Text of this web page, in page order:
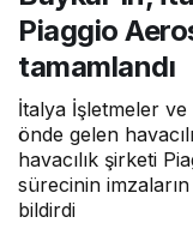
Piaggio
tamamlandı
İtalya İşletmeler
önde gelen
havacılık şirketi
sürecinin imzaların
bildirdi